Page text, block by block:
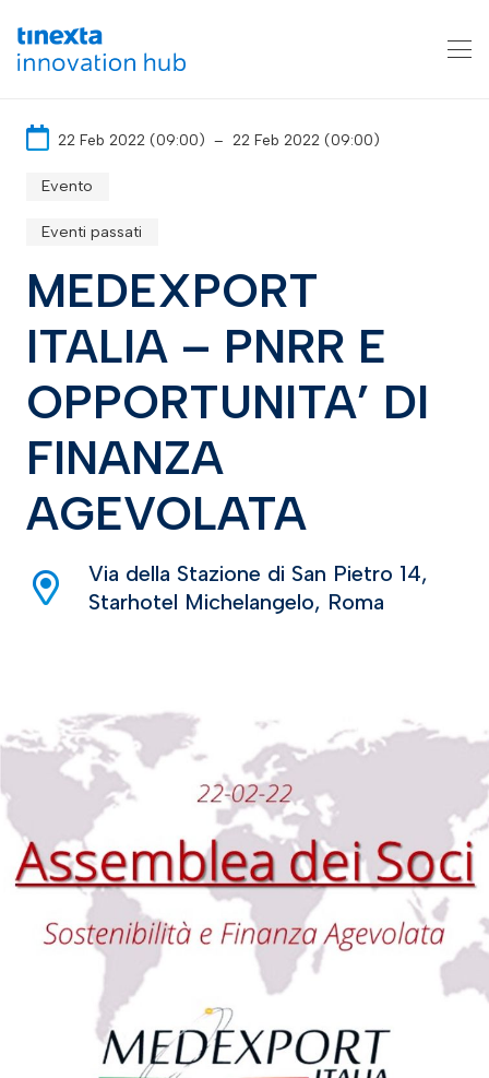
22 Feb 2022 (09:00) – 22 Feb 2022 (09:00)
Evento
Eventi passati
MEDEXPORT
ITALIA – PNRR E
OPPORTUNITA’ DI
FINANZA
AGEVOLATA
Via della Stazione di San Pietro 14,
Starhotel Michelangelo, Roma